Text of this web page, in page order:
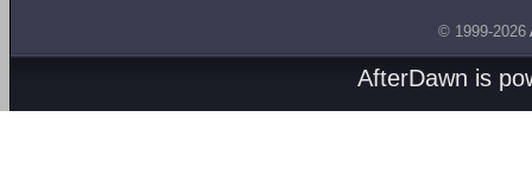
© 1999-2026
AfterDawn is